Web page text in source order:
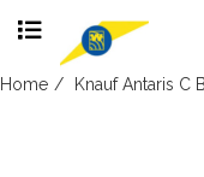
Skip
Home Knauf Antaris C